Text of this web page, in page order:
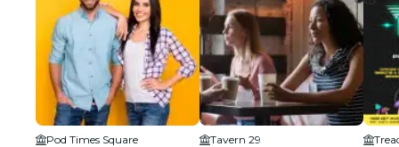
Pod Times Square
Tavern 29